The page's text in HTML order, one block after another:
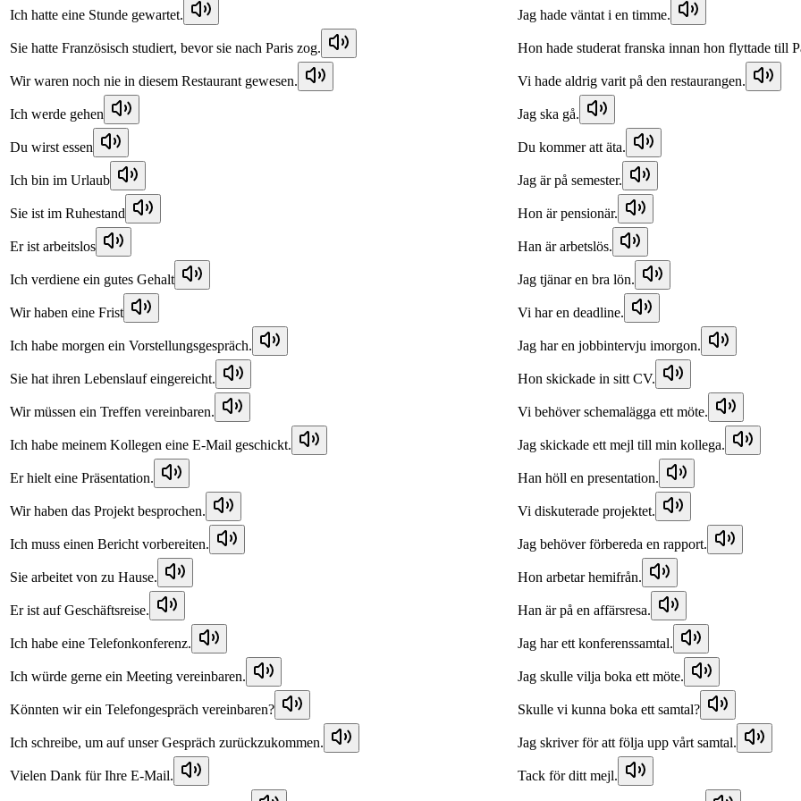
Ich hatte eine Stunde gewartet. Jag hade väntat i en timme.
Sie hatte Französisch studiert, bevor sie nach Paris zog. Hon hade studerat franska innan hon flyttade till
Wir waren noch nie in diesem Restaurant gewesen. Vi hade aldrig varit på den restaurangen.
Ich werde gehen Jag ska gå.
Du wirst essen Du kommer att äta.
Ich bin im Urlaub Jag är på semester.
Sie ist im Ruhestand Hon är pensionär.
Er ist arbeitslos Han är arbetslös.
Ich verdiene ein gutes Gehalt Jag tjänar en bra lön.
Wir haben eine Frist Vi har en deadline.
Ich habe morgen ein Vorstellungsgespräch. Jag har en jobbintervju imorgon.
Sie hat ihren Lebenslauf eingereicht. Hon skickade in sitt CV.
Wir müssen ein Treffen vereinbaren. Vi behöver schemalägga ett möte.
Ich habe meinem Kollegen eine E-Mail geschickt. Jag skickade ett mejl till min kollega.
Er hielt eine Präsentation. Han höll en presentation.
Wir haben das Projekt besprochen. Vi diskuterade projektet.
Ich muss einen Bericht vorbereiten. Jag behöver förbereda en rapport.
Sie arbeitet von zu Hause. Hon arbetar hemifrån.
Er ist auf Geschäftsreise. Han är på en affärsresa.
Ich habe eine Telefonkonferenz. Jag har ett konferenssamtal.
Ich würde gerne ein Meeting vereinbaren. Jag skulle vilja boka ett möte.
Könnten wir ein Telefongespräch vereinbaren? Skulle vi kunna boka ett samtal?
Ich schreibe, um auf unser Gespräch zurückzukommen. Jag skriver för att följa upp vårt samtal.
Vielen Dank für Ihre E-Mail. Tack för ditt mejl.